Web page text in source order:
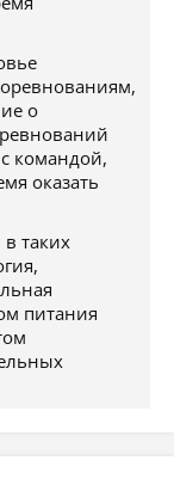
о
командой,
оказать
таких
питания